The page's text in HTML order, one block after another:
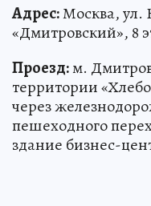
Адрес:Москва, ул.
«Дмитровский», 8
Проезд:м.
территории
через
пешеходного
здание бизнес-